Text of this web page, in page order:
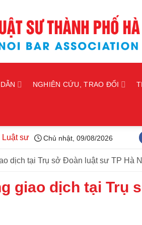
NGHIÊN CỨU, TRAO ĐỔI
thành phố Hà Nội kiện toàn tổ
Chủ nhật, 09/08/2026
dịch tại Trụ sở Đoàn luật sư TP Hà
giao dịch tại Trụ